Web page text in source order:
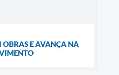
OBRAS E AVANÇA NA